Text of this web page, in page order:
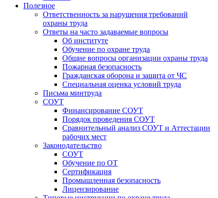
Полезное
Ответственность за нарушения требований
охраны труда
Ответы на часто задаваемые вопросы
Об институте
Обучение по охране труда
Общие вопросы организации охраны труда
Пожарная безопасность
Гражданская оборона и защита от ЧС
Специальная оценка условий труда
Письма минтруда
СОУТ
Финансирование СОУТ
Порядок проведения СОУТ
Сравнительный анализ СОУТ и Аттестации
рабочих мест
Законодательство
СОУТ
Обучение по ОТ
Сертификация
Промышленная безопасность
Лицензирование